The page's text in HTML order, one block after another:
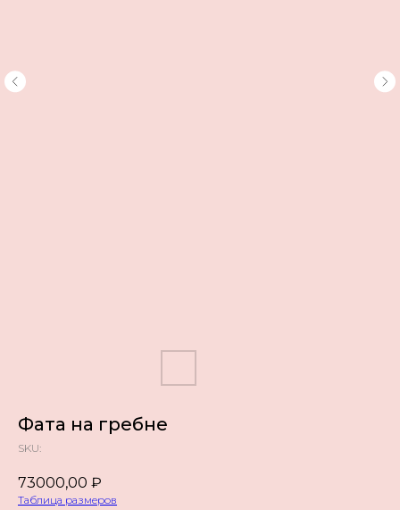
Фата на гребне
SKU:
73000,00 ₽
Таблица размеров